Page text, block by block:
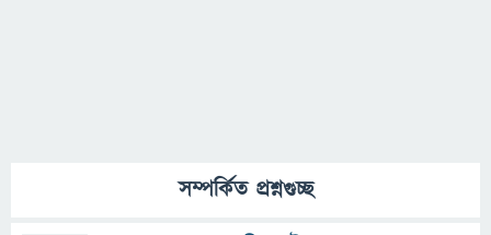
সম্পর্কিত প্রশ্নগুচ্ছ